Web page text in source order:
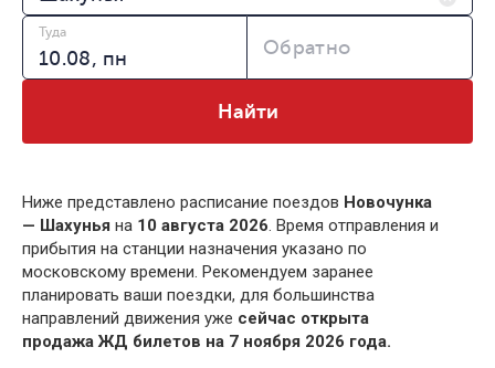
Туда
Обратно
Найти
Ниже представлено расписание поездов Новочунка
— Шахунья на 10 августа 2026. Время отправления и
прибытия на станции назначения указано по
московскому времени. Рекомендуем заранее
планировать ваши поездки, для большинства
направлений движения уже сейчас открыта
продажа ЖД билетов на 7 ноября 2026 года.